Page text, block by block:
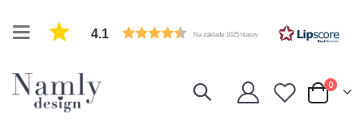
4.1 Na základe 1025 hlasov
Cart
0položky